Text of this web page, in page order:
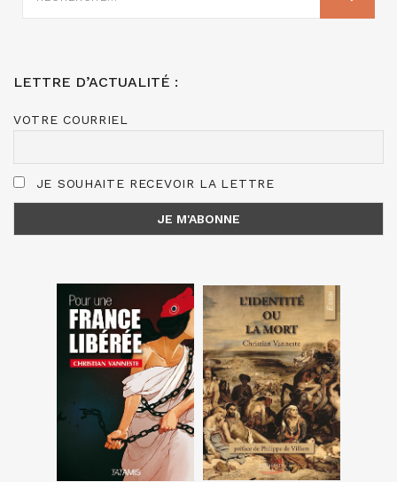
LETTRE D’ACTUALITÉ :
VOTRE COURRIEL
JE SOUHAITE RECEVOIR LA LETTRE